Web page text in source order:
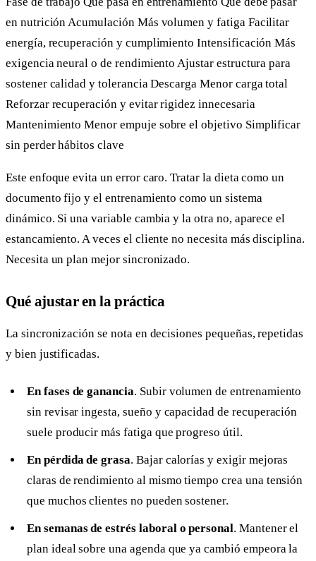
en nutrición Acumulación Más volumen y fatiga Facilitar
energía, recuperación y cumplimiento Intensificación Más
exigencia neural o de rendimiento Ajustar estructura para
sostener calidad y tolerancia Descarga Menor carga total
Reforzar recuperación y evitar rigidez innecesaria
Mantenimiento Menor empuje sobre el objetivo Simplificar
sin perder hábitos clave
Este enfoque evita un error caro. Tratar la dieta como un
documento fijo y el entrenamiento como un sistema
dinámico. Si una variable cambia y la otra no, aparece el
estancamiento. A veces el cliente no necesita más disciplina.
Necesita un plan mejor sincronizado.
Qué ajustar en la práctica
La sincronización se nota en decisiones pequeñas, repetidas
y bien justificadas.
En fases de ganancia. Subir volumen de entrenamiento
sin revisar ingesta, sueño y capacidad de recuperación
suele producir más fatiga que progreso útil.
En pérdida de grasa. Bajar calorías y exigir mejoras
claras de rendimiento al mismo tiempo crea una tensión
que muchos clientes no pueden sostener.
En semanas de estrés laboral o personal. Mantener el
plan ideal sobre una agenda que ya cambió empeora la